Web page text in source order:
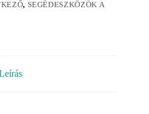
, SEGÉDESZKÖZÖK A